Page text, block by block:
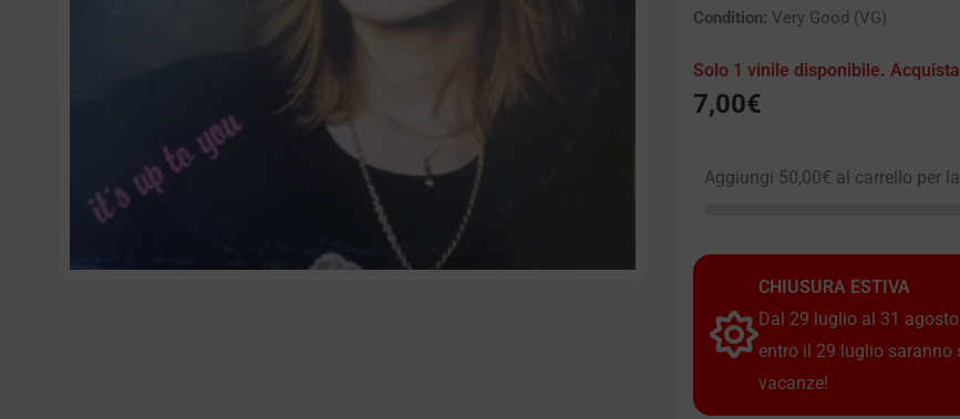
Condition: Very Good (VG)
Solo 1 vinile disponibile.
7,00€
Aggiungi 50,00€ al carrello per
CHIUSURA ESTIVA
Dal 29 luglio al 31
entro il 29 luglio saranno
vacanze!